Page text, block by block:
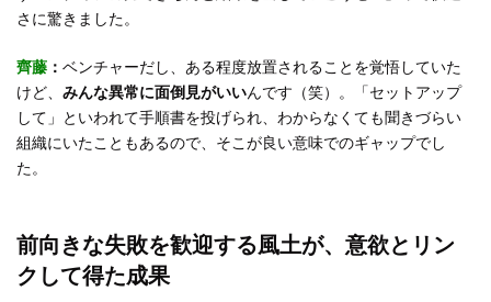
さに驚きました。
齊藤 ： ベンチャーだし、ある程度放置されることを覚悟していた
けど、 みんな異常に面倒見がいいんです（笑）。「セットアップ
して」といわれて手順書を投げられ、わからなくても聞きづらい
組織にいたこともあるので、そこが良い意味でのギャップでし
た。
前向きな失敗を歓迎する風土が、意欲とリン
クして得た成果